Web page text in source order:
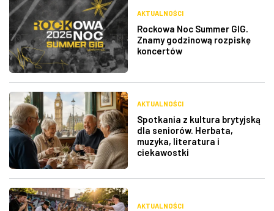
AKTUALNOŚCI
Rockowa Noc Summer GIG.
Znamy godzinową rozpiskę
koncertów
AKTUALNOŚCI
Spotkania z kultura brytyjską
dla seniorów. Herbata,
muzyka, literatura i
ciekawostki
AKTUALNOŚCI